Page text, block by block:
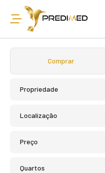
Comprar
Propriedade
Localização
Preço
Quartos